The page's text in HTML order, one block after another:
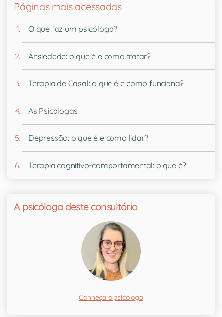
Páginas mais acessadas
O que faz um psicólogo?
Ansiedade: o que é e como tratar?
Terapia de Casal: o que é e como funciona?
As Psicólogas
Depressão: o que é e como lidar?
Terapia cognitivo-comportamental: o que é?
A psicóloga deste consultório
Conheça a psicóloga